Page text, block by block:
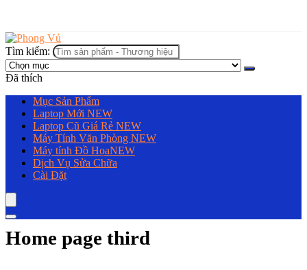
Tìm kiếm:
Đã thích
Mục Sản Phẩm
Laptop Mới NEW
Laptop Cũ Giá Rẻ NEW
Máy Tính Văn Phòng NEW
Máy tính Đồ HọaNEW
Dịch Vụ Sửa Chữa
Cài Đặt
Home page third